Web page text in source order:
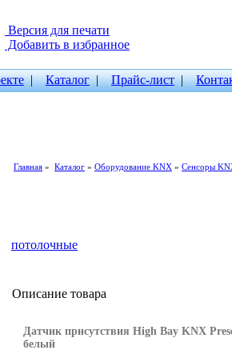
Версия для печати
Добавить в избранное
| Каталог| Прайс-лист|
Главная » Каталог » Оборудование KNX » Сенсоры
потолочные
Описание товара
Датчик присутствия High Bay KNX
белый